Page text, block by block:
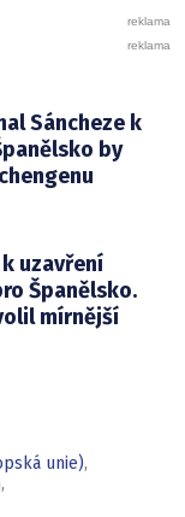
Sáncheze k
by
uzavření
Španělsko.
mírnější
unie),
,